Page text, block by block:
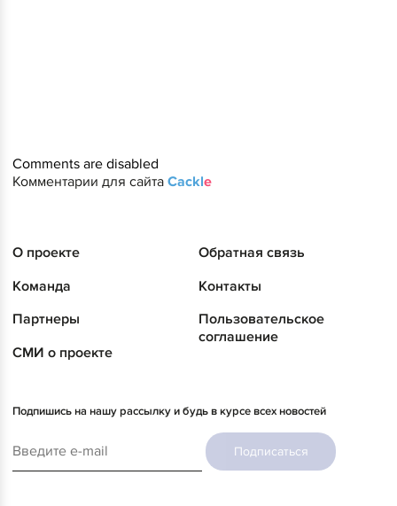
Comments are disabled
Комментарии для сайта Cackle
О проекте
Команда
Партнеры
СМИ о проекте
Обратная связь
Контакты
Пользовательское
соглашение
Подпишись на нашу рассылку и будь в курсе всех новостей
Подписаться